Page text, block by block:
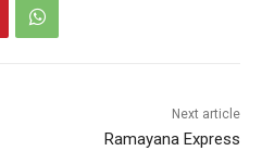
Next article
Ramayana Express